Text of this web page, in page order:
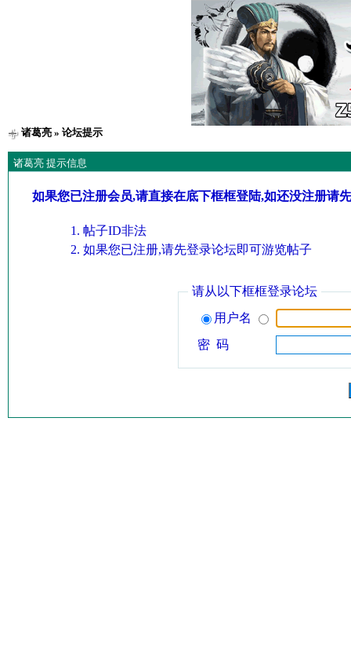
诸葛亮» 论坛提示
诸葛亮 提示信息
如果您已注册会员,请直接在底下框框登陆,如还没注册请
帖子ID非法
如果您已注册,请先登录论坛即可游览帖子
请从以下框框登录论坛
用户名
密 码